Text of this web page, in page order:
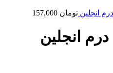
انجلین تومان
انجلین